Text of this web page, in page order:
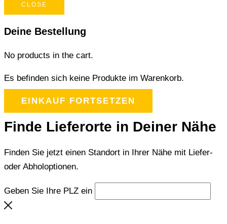
CLOSE
Deine Bestellung
No products in the cart.
Es befinden sich keine Produkte im Warenkorb.
EINKAUF FORTSETZEN
Finde Lieferorte in Deiner Nähe
Finden Sie jetzt einen Standort in Ihrer Nähe mit Liefer-
oder Abholoptionen.
Geben Sie Ihre PLZ ein